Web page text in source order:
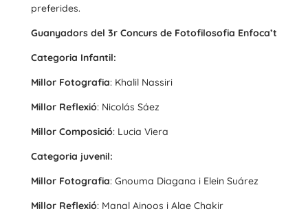
preferides.
Guanyadors del 3r Concurs de Fotofilosofia Enfoca’t
Categoria Infantil:
Millor Fotografia: Khalil Nassiri
Millor Reflexió: Nicolás Sáez
Millor Composició: Lucia Viera
Categoria juvenil:
Millor Fotografia: Gnouma Diagana i Elein Suárez
Millor Reflexió: Manal Ainoos i Alae Chakir